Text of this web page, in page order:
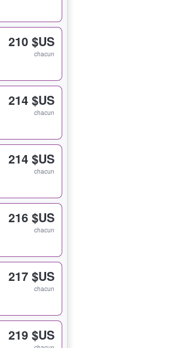
210 $US
chacun
214 $US
chacun
214 $US
chacun
216 $US
chacun
217 $US
chacun
219 $US